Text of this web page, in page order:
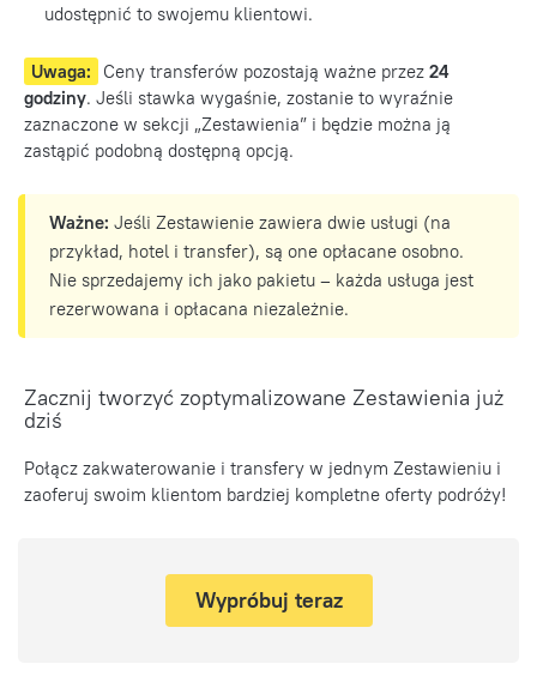
udostępnić to swojemu klientowi.
Uwaga: Ceny transferów pozostają ważne przez 24
godziny. Jeśli stawka wygaśnie, zostanie to wyraźnie
zaznaczone w sekcji „Zestawienia” i będzie można ją
zastąpić podobną dostępną opcją.
Ważne: Jeśli Zestawienie zawiera dwie usługi (na
przykład, hotel i transfer), są one opłacane osobno.
Nie sprzedajemy ich jako pakietu – każda usługa jest
rezerwowana i opłacana niezależnie.
Zacznij tworzyć zoptymalizowane Zestawienia już
dziś
Połącz zakwaterowanie i transfery w jednym Zestawieniu i
zaoferuj swoim klientom bardziej kompletne oferty podróży!
Wypróbuj teraz